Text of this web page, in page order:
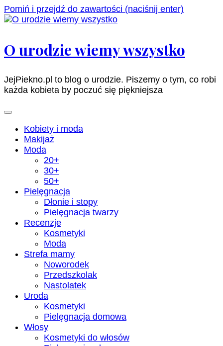
Pomiń i przejdź do zawartości (naciśnij enter)
O urodzie wiemy wszystko
JejPiekno.pl to blog o urodzie. Piszemy o tym, co robi
każda kobieta by poczuć się piękniejsza
Kobiety i moda
Makijaż
Moda
20+
30+
50+
Pielęgnacja
Dłonie i stopy
Pielęgnacja twarzy
Recenzje
Kosmetyki
Moda
Strefa mamy
Noworodek
Przedszkolak
Nastolatek
Uroda
Kosmetyki
Pielęgnacja domowa
Włosy
Kosmetyki do włosów